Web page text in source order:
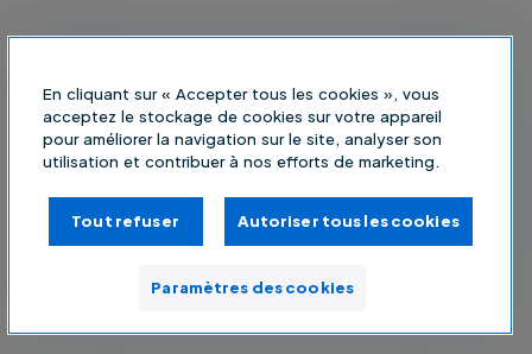
En cliquant sur « Accepter tous les cookies », vous
acceptez le stockage de cookies sur votre appareil
pour améliorer la navigation sur le site, analyser son
utilisation et contribuer à nos efforts de marketing.
Tout refuser Autoriser tous les cookies
Paramètres des cookies